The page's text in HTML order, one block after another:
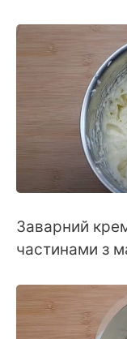
Заварний
частинами з